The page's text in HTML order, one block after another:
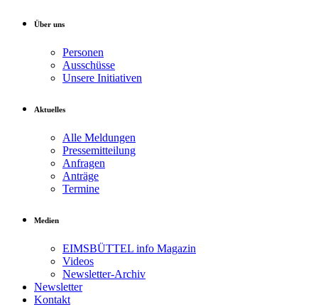
Über uns
Personen
Ausschüsse
Unsere Initiativen
Aktuelles
Alle Meldungen
Pressemitteilung
Anfragen
Anträge
Termine
Medien
EIMSBÜTTEL info Magazin
Videos
Newsletter-Archiv
Newsletter
Kontakt